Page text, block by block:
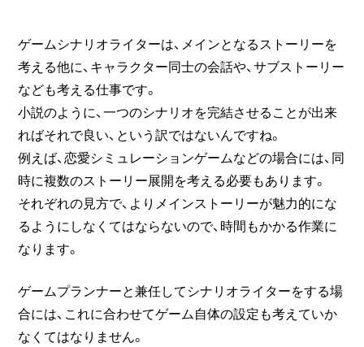
ゲームシナリオライターは、メインとなるストーリーを
考える他に、キャラクター同士の会話や、サブストーリー
なども考える仕事です。
小説のように、一つのシナリオを完結させることが出来
ればそれで良い、という訳ではないんですね。
例えば、恋愛シミュレーションゲームなどの場合には、同
時に複数のストーリー展開を考える必要もあります。
それぞれの見方で、よりメインストーリーが魅力的にな
るようにしなくてはならないので、時間もかかる作業に
なります。
ゲームプランナーと兼任してシナリオライターをする場
合には、これに合わせてゲーム自体の設定も考えていか
なくてはなりません。